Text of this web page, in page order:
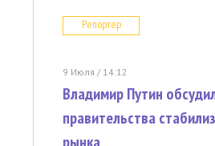
Репортер
9 Июля / 14:12
Владимир Путин
правительства